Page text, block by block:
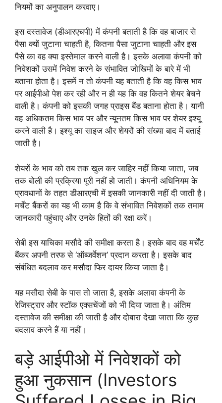
नियमों का अनुपालन करवाए।
इस दस्तावेज (डीआरएचपी) में कंपनी बताती है कि वह बाजार से
पैसा क्यों जुटाना चाहती है, कितना पैसा जुटाना चाहती और इस
पैसे का वह क्या इस्तेमाल करने वाली है। इसके अलावा कंपनी को
निवेशकों उसमें निवेश करने के संभावित जोखिमों के बारे में भी
बताना होता है। इसमें न तो कंपनी यह बताती है कि वह किस भाव
पर आईपीओ पेश कर रही और न ही यह कि वह कितने शेयर बेचने
वाली है। कंपनी को इसकी जगह प्राइस बैंड बताना होता है। यानी
वह अधिकतम किस भाव पर और न्यूनतम किस भाव पर शेयर इश्यू
करने वाली है। इश्यू का साइज और शेयरों की संख्या बाद में बताई
जाती है।
शेयरों के भाव को तब तक खुल कर जाहिर नहीं किया जाता, जब
तक बोली की प्रक्रिया पूरी नहीं हो जाती। कंपनी अधिनियम के
प्रावधानों के तहत डीआरएची में इसकी जानकारी नहीं दी जाती है।
मर्चेंट बैंकरों का यह भी काम है कि वे संभावित निवेशकों तक तमाम
जानकारी पहुंचाए और उनके हितों की रक्षा करें।
सेबी इस याचिका मसौदे की समीक्षा करता है। इसके बाद वह मर्चेंट
बैंकर अपनी तरफ से ‘ऑब्जर्वेशन’ प्रदान करता है। इसके बाद
संबंधित बदलाव कर मसौदा फिर दायर किया जाता है।
यह मसौदा सेबी के पास तो जाता है, इसके अलावा कंपनी के
रेजिस्ट्रार और स्टॉक एक्सचेंजों को भी दिया जाता है। अंतिम
दस्तावेज की समीक्षा की जाती है और दोबारा देखा जाता कि कुछ
बदलाव करने हैं या नहीं।
बड़े आईपीओ में निवेशकों को
हुआ नुकसान (Investors